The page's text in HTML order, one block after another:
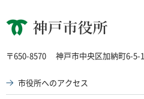
神戸市役所
〒650-8570 神戸市中央区加納町6-5-1
市役所へのアクセス